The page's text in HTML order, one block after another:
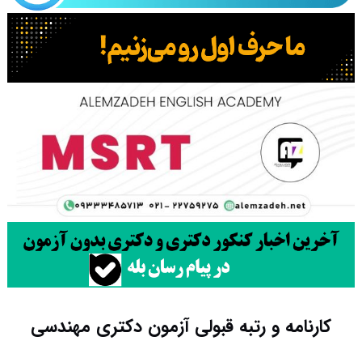
کارنامه و رتبه قبولی آزمون دکتری ﻣﻬﻨﺪسی